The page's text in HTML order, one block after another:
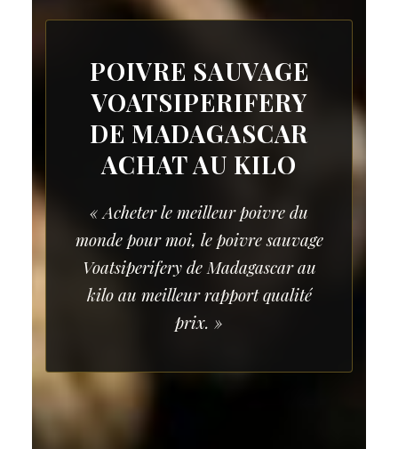
POIVRE SAUVAGE
VOATSIPERIFERY
DE MADAGASCAR
ACHAT AU KILO
« Acheter le meilleur poivre du
monde pour moi, le poivre sauvage
Voatsiperifery de Madagascar au
kilo au meilleur rapport qualité
prix. »